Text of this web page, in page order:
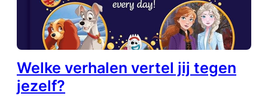
Welke verhalen vertel jij tegen
jezelf?